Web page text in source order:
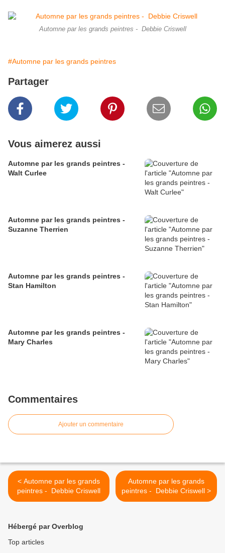
Automne par les grands peintres - Debbie Criswell
#Automne par les grands peintres
Partager
Vous aimerez aussi
Automne par les grands peintres -
Walt Curlee
Automne par les grands peintres -
Suzanne Therrien
Automne par les grands peintres -
Stan Hamilton
Automne par les grands peintres -
Mary Charles
Commentaires
Ajouter un commentaire
< Automne par les grands
peintres - Debbie Criswell
Automne par les grands
peintres - Debbie Criswell >
Hébergé par Overblog
Top articles